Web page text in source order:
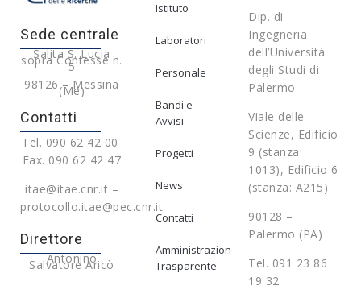
Sede centrale
Salita S. Lucia
sopra Contesse n.
5
98126 – Messina
(Me)
Contatti
Tel. 090 62 42 00
Fax. 090 62 42 47
itae@itae.cnr.it –
protocollo.itae@pec.cnr.it
Direttore
Antonino
Salvatore Aricò
Istituto
Laboratori
Personale
Bandi e
Avvisi
Progetti
News
Contatti
Amministrazione
Trasparente
Dip. di
Ingegneria
dell’Università
degli Studi di
Palermo
Viale delle
Scienze, Edificio
9 (stanza:
1013), Edificio 6
(stanza: A215)
90128 –
Palermo (PA)
Tel. 091 23 86
19 32